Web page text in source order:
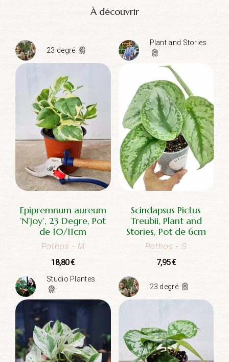
À découvrir
23 degré
Epipremnum aureum
‘N’joy’, 23 Degre, Pot
de 10/11cm
Pothos - M
18,80€
Plant and Stories
Scindapsus Pictus
Treubii, Plant and
Stories, Pot de 6cm
Pothos - S
7,95€
Studio Plantes
23 degré